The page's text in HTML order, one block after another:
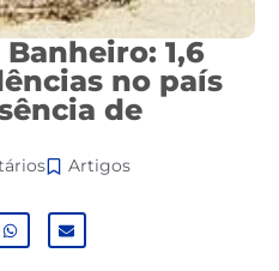
1,6
no país
de
Artigos